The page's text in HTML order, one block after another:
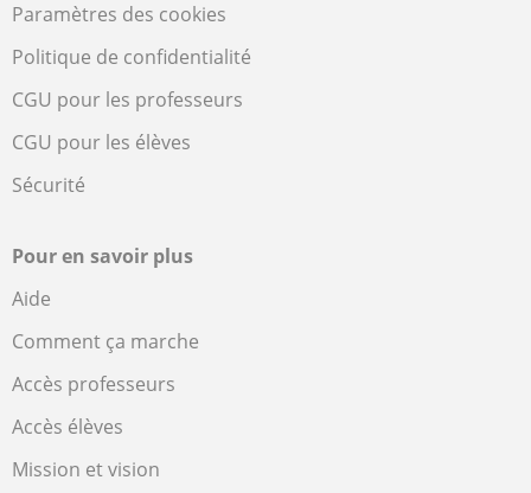
Paramètres des cookies
Politique de confidentialité
CGU pour les professeurs
CGU pour les élèves
Sécurité
Pour en savoir plus
Aide
Comment ça marche
Accès professeurs
Accès élèves
Mission et vision